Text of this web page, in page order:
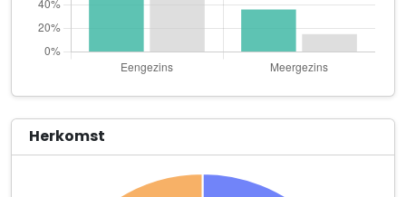
Letterval
Papiermolen 34 Kamer A2.13
Move2Quality
Herkomst